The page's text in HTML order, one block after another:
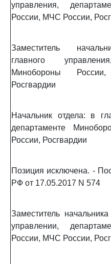
управления,
России, МЧС России,
Заместитель
главного
Минобороны
Росгвардии
Начальник отдела: в
департаменте
России, Росгвардии
Позиция исключена. -
РФ от 17.05.2017 N 574
Заместитель
управлении,
России, МЧС России,